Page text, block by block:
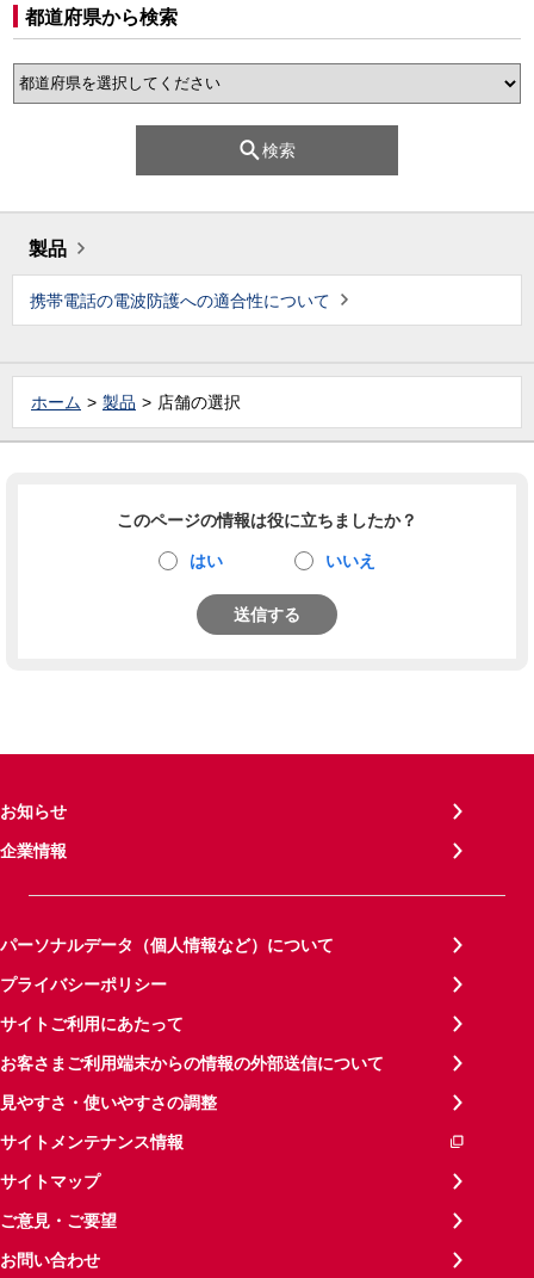
都道府県から検索
検索
製品
携帯電話の電波防護への適合性について
ホーム 製品 店舗の選択
このページの情報は役に立ちましたか？
はい いいえ
送信する
お知らせ
企業情報
パーソナルデータ（個人情報など）について
プライバシーポリシー
サイトご利用にあたって
お客さまご利用端末からの情報の外部送信について
見やすさ・使いやすさの調整
サイトメンテナンス情報
サイトマップ
ご意見・ご要望
お問い合わせ